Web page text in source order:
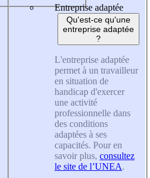
Entreprise adaptée
Qu'est-ce qu'une
entreprise adaptée
?
L'entreprise adaptée
permet à un travailleur
en situation de
handicap d'exercer
une activité
professionnelle dans
des conditions
adaptées à ses
capacités. Pour en
savoir plus, consultez
le site de l’UNEA.